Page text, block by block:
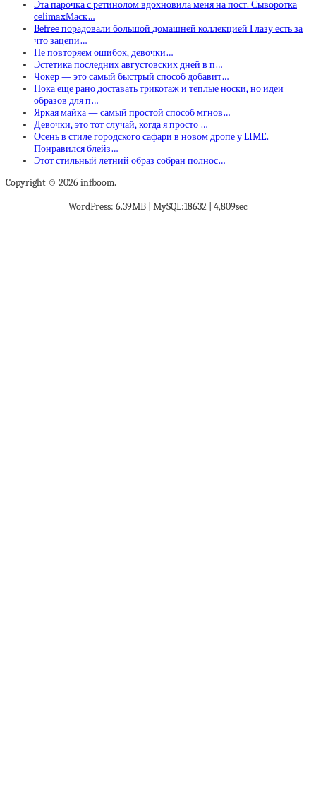
Эта парочка с ретинолом вдохновила меня на пост. Сыворотка
celimaxМаск…
Befree порадовали большой домашней коллекцией Глазу есть за
что зацепи…
Не повторяем ошибок, девочки…
Эстетика последних августовских дней в п…
Чокер — это самый быстрый способ добавит…
Пока еще рано доставать трикотаж и теплые носки, но идеи
образов для п…
Яркая майка — самый простой способ мгнов…
Девочки, это тот случай, когда я просто …
Осень в стиле городского сафари в новом дропе у LIME.
Понравился блейз…
Этот стильный летний образ собран полнос…
Copyright © 2026 infboom.
WordPress: 6.39MB | MySQL:18632 | 4,809sec